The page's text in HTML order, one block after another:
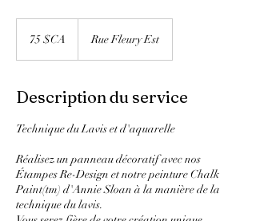
canadiens
75 $CA Rue Fleury Est
Description du service
Technique du Lavis et d'aquarelle
Réalisez un panneau décoratif avec nos
Étampes Re-Design et notre peinture Chalk
Paint(tm) d'Annie Sloan à la manière de la
technique du lavis.